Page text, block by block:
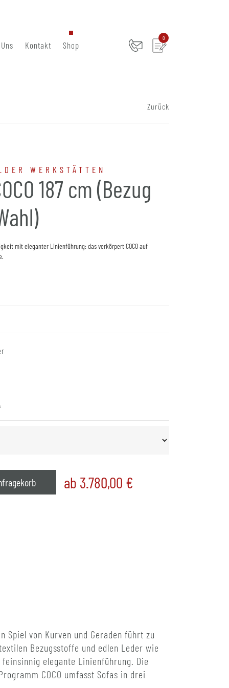
Kontakt Shop
0
Zurück
WERKSTÄTTEN
187 cm (Bezug
mit eleganter Linienführung: das verkörpert COCO auf
ab 3.780,00 €
von Kurven und Geraden führt zu
Bezugsstoffe und edlen Leder wie
elegante Linienführung. Die
COCO umfasst Sofas in drei